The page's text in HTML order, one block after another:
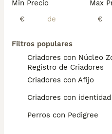
Min Precio
€
Max
€
Filtros populares
Criadores con Núcleo
Registro de Criadores
Criadores con Afijo
Criadores con
Perros con Pedigree